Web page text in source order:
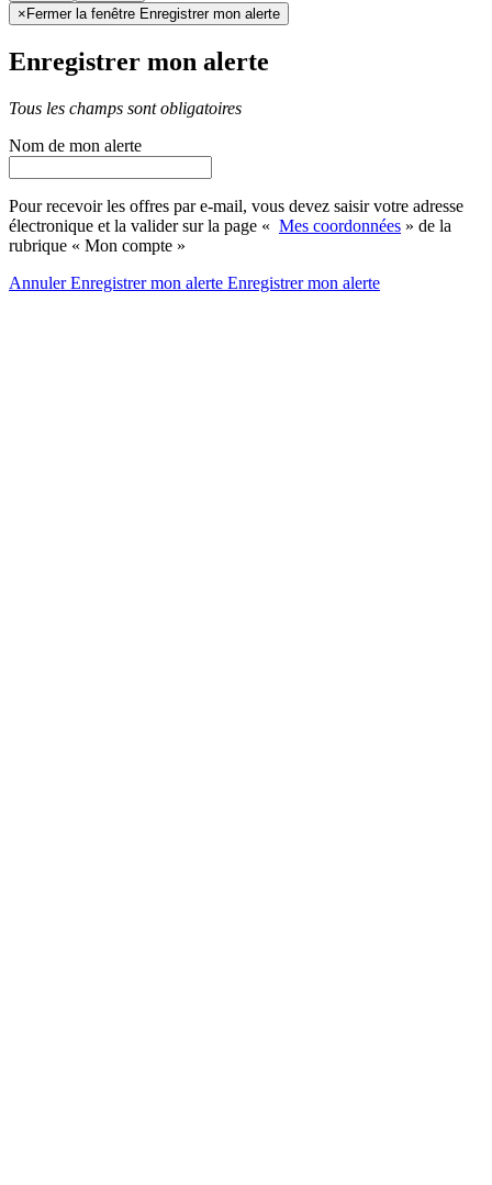
× Fermer la fenêtre Enregistrer mon alerte
Enregistrer mon alerte
Tous les champs sont obligatoires
Nom de mon alerte
Pour recevoir les offres par e-mail, vous devez saisir votre adresse
électronique et la valider sur la page « Mes coordonnées » de la
rubrique « Mon compte »
AnnulerEnregistrer mon alerte Enregistrermon alerte